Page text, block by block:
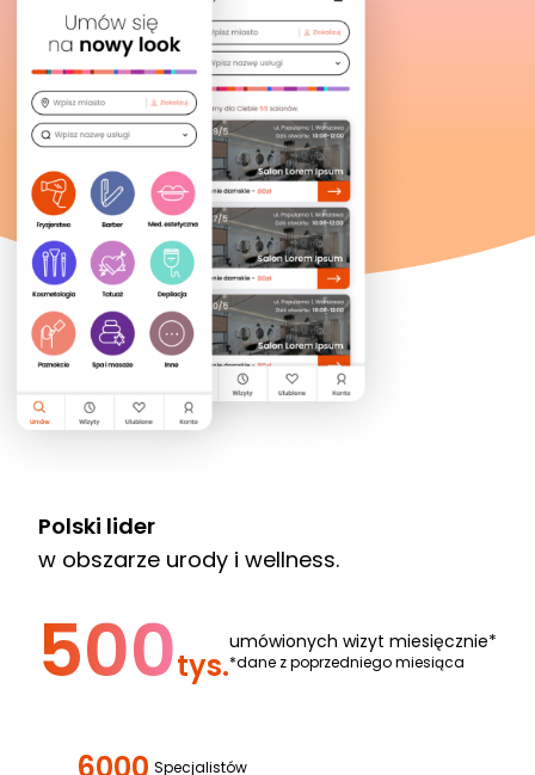
Polski lider
w obszarze urody i wellness.
500tys.
umówionych wizyt miesięcznie*
*dane z poprzedniego miesiąca
6000 Specjalistów